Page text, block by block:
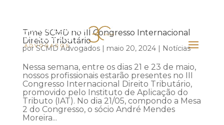
Time SCMD no III Congresso Internacional
Direito Tributário
porSCMD Advogados| maio 20, 2024| Notícias
Nessa semana, entre os dias 21 e 23 de maio,
nossos profissionais estarão presentes no III
Congresso Internacional Direito Tributário,
promovido pelo Instituto de Aplicação do
Tributo (IAT). No dia 21/05, compondo a Mesa
2 do Congresso, o sócio André Mendes
Moreira...